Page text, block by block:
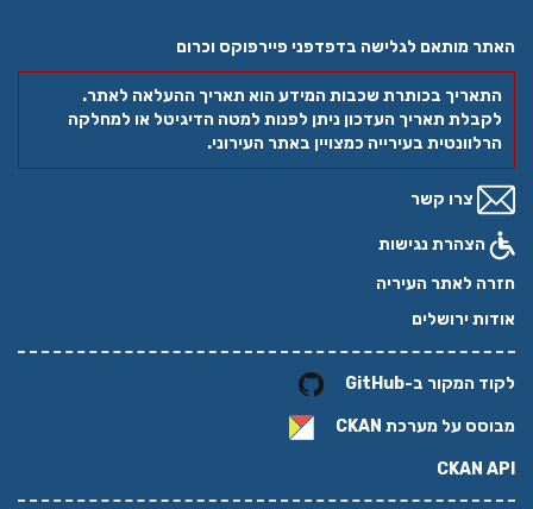
האתר מותאם לגלישה בדפדפני פיירפוקס וכרום
התאריך בכותרת שכבות המידע הוא תאריך ההעלאה לאתר.
לקבלת תאריך העדכון ניתן לפנות למטה הדיגיטל או למחלקה
הרלוונטית בעירייה כמצויין באתר העירוני.
צרו קשר
הצהרת נגישות
חזרה לאתר העיריה
אודות ירושלים
לקוד המקור ב-GitHub
מבוסס על מערכת CKAN
CKAN API